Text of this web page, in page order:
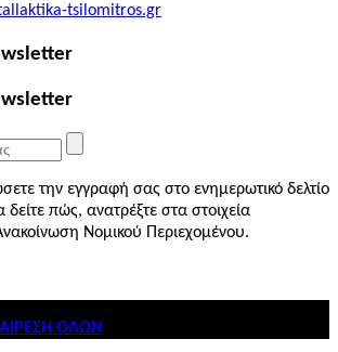
tsilomitros.gr
την εγγραφή σας στο ενημερωτικό δελτίο
πώς, ανατρέξτε στα στοιχεία
Νομικού Περιεχομένου.
ΌΛΩΝ